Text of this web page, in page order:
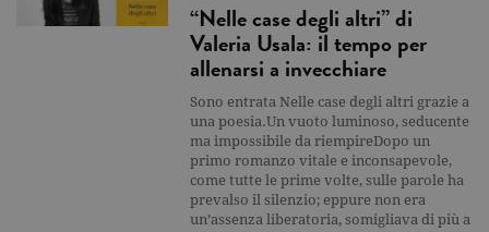
“Nelle case degli altri” di
Valeria Usala: il tempo per
allenarsi a invecchiare
Sono entrata Nelle case degli altri grazie a
una poesia.Un vuoto luminoso, seducente
ma impossibile da riempireDopo un
primo romanzo vitale e inconsapevole,
come tutte le prime volte, sulle parole ha
prevalso il silenzio; eppure non era
un’assenza liberatoria, somigliava di più a